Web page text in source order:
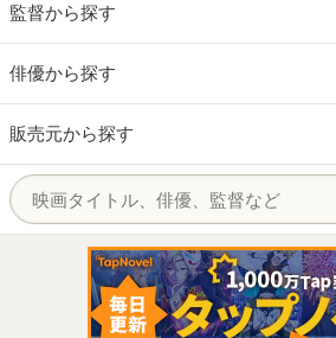
監督から探す
俳優から探す
販売元から探す